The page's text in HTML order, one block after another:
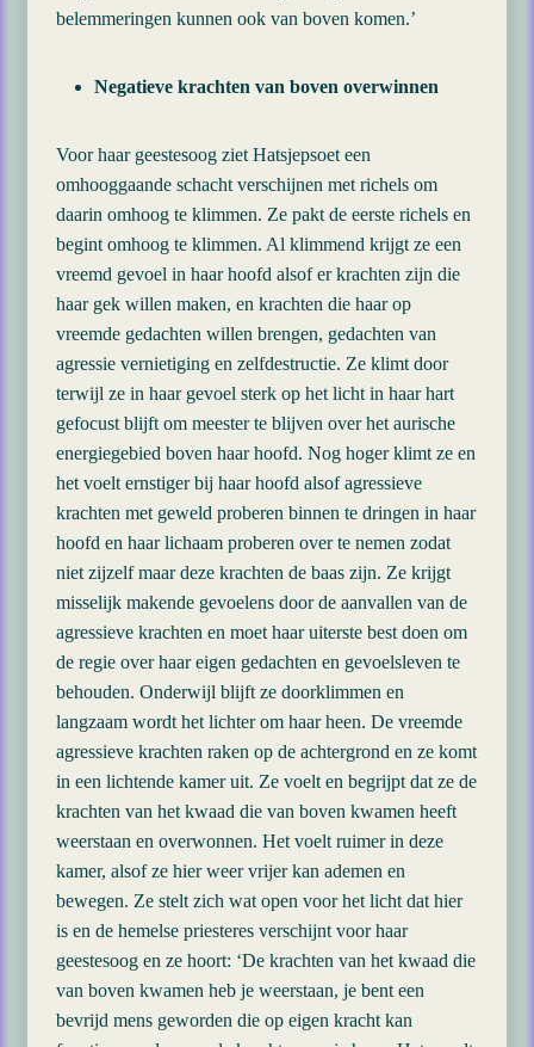
belemmeringen kunnen ook van boven komen.’
Negatieve krachten van boven overwinnen
Voor haar geestesoog ziet Hatsjepsoet een
omhooggaande schacht verschijnen met richels om
daarin omhoog te klimmen. Ze pakt de eerste richels en
begint omhoog te klimmen. Al klimmend krijgt ze een
vreemd gevoel in haar hoofd alsof er krachten zijn die
haar gek willen maken, en krachten die haar op
vreemde gedachten willen brengen, gedachten van
agressie vernietiging en zelfdestructie. Ze klimt door
terwijl ze in haar gevoel sterk op het licht in haar hart
gefocust blijft om meester te blijven over het aurische
energiegebied boven haar hoofd. Nog hoger klimt ze en
het voelt ernstiger bij haar hoofd alsof agressieve
krachten met geweld proberen binnen te dringen in haar
hoofd en haar lichaam proberen over te nemen zodat
niet zijzelf maar deze krachten de baas zijn. Ze krijgt
misselijk makende gevoelens door de aanvallen van de
agressieve krachten en moet haar uiterste best doen om
de regie over haar eigen gedachten en gevoelsleven te
behouden. Onderwijl blijft ze doorklimmen en
langzaam wordt het lichter om haar heen. De vreemde
agressieve krachten raken op de achtergrond en ze komt
in een lichtende kamer uit. Ze voelt en begrijpt dat ze de
krachten van het kwaad die van boven kwamen heeft
weerstaan en overwonnen. Het voelt ruimer in deze
kamer, alsof ze hier weer vrijer kan ademen en
bewegen. Ze stelt zich wat open voor het licht dat hier
is en de hemelse priesteres verschijnt voor haar
geestesoog en ze hoort: ‘De krachten van het kwaad die
van boven kwamen heb je weerstaan, je bent een
bevrijd mens geworden die op eigen kracht kan